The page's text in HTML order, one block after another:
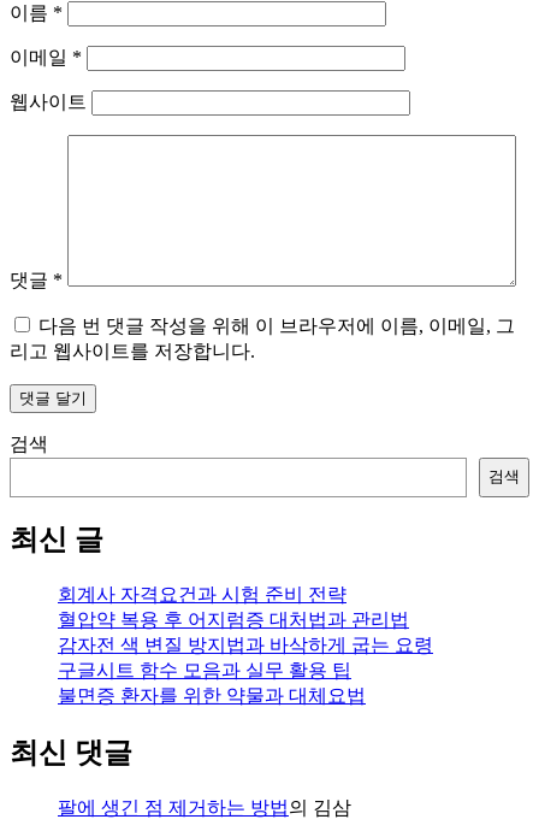
이름 *
이메일 *
웹사이트
댓글 *
다음 번 댓글 작성을 위해 이 브라우저에 이름, 이메일, 그
리고 웹사이트를 저장합니다.
검색
검색
최신 글
회계사 자격요건과 시험 준비 전략
혈압약 복용 후 어지럼증 대처법과 관리법
감자전 색 변질 방지법과 바삭하게 굽는 요령
구글시트 함수 모음과 실무 활용 팁
불면증 환자를 위한 약물과 대체요법
최신 댓글
팔에 생긴 점 제거하는 방법의 김삼